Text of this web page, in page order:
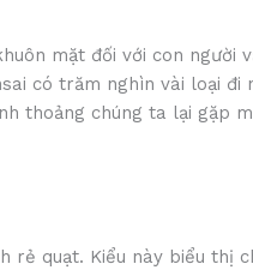
mặt đối với con người
có trăm nghìn vài loại đi
thoảng chúng ta lại gặp
rẻ quạt. Kiểu này biểu thị